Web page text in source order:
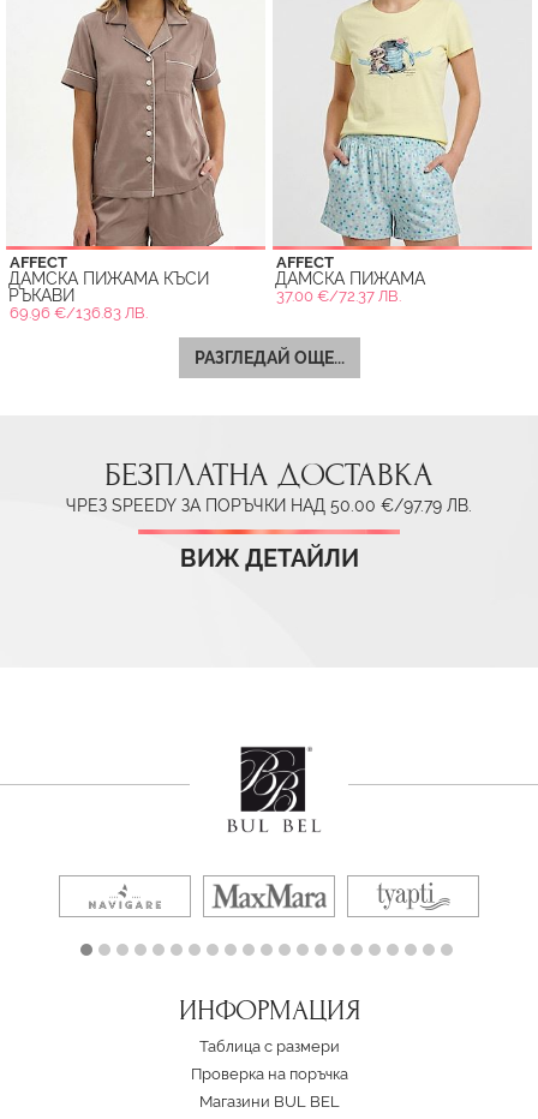
AFFECT
ДАМСКА ПИЖАМА КЪСИ
РЪКАВИ
69.96 €/136.83 ЛВ.
AFFECT
ДАМСКА ПИЖАМА
37.00 €/72.37 ЛВ.
РАЗГЛЕДАЙ ОЩЕ...
БЕЗПЛАТНА ДОСТАВКА
ЧРЕЗ SPEEDY ЗА ПОРЪЧКИ НАД 50.00 €/97.79 ЛВ.
ВИЖ ДЕТАЙЛИ
ИНФОРМАЦИЯ
Таблица с размери
Проверка на поръчка
Магазини BUL BEL